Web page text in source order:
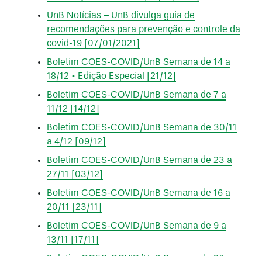
UnB Notícias – UnB divulga guia de
recomendações para prevenção e controle da
covid-19 [07/01/2021]
Boletim COES-COVID/UnB Semana de 14 a
18/12 • Edição Especial [21/12]
Boletim COES-COVID/UnB Semana de 7 a
11/12 [14/12]
Boletim COES-COVID/UnB Semana de 30/11
a 4/12 [09/12]
Boletim COES-COVID/UnB Semana de 23 a
27/11 [03/12]
Boletim COES-COVID/UnB Semana de 16 a
20/11 [23/11]
Boletim COES-COVID/UnB Semana de 9 a
13/11 [17/11]